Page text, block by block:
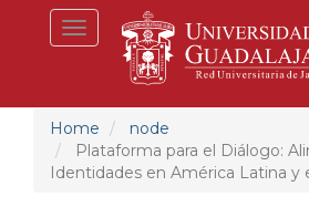
Toggle
navigation
Home
node
Plataforma para el Diálogo:
Identidades en América Latina y